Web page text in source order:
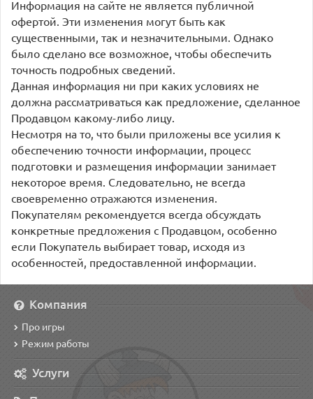
Информация на сайте не является публичной
офертой. Эти изменения могут быть как
существенными, так и незначительными. Однако
было сделано все возможное, чтобы обеспечить
точность подробных сведений.
Данная информация ни при каких условиях не
должна рассматриваться как предложение, сделанное
Продавцом какому-либо лицу.
Несмотря на то, что были приложены все усилия к
обеспечению точности информации, процесс
подготовки и размещения информации занимает
некоторое время. Следовательно, не всегда
своевременно отражаются изменения.
Покупателям рекомендуется всегда обсуждать
конкретные предложения с Продавцом, особенно
если Покупатель выбирает товар, исходя из
особенностей, предоставленной информации.
Компания
Про игры
Режим работы
Услуги